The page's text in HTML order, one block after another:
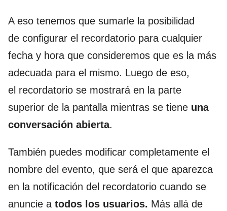
A eso tenemos que sumarle la posibilidad
de configurar el recordatorio para cualquier
fecha y hora que consideremos que es la más
adecuada para el mismo. Luego de eso,
el recordatorio se mostrará en la parte
superior de la pantalla mientras se tiene una
conversación abierta.
También puedes modificar completamente el
nombre del evento, que será el que aparezca
en la notificación del recordatorio cuando se
anuncie a todos los usuarios. Más allá de